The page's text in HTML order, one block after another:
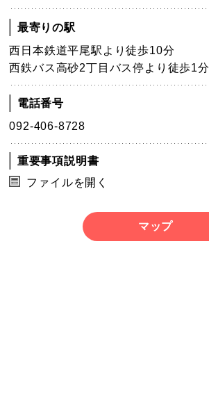
最寄りの駅
西日本鉄道平尾駅より徒歩10分
西鉄バス高砂2丁目バス停より徒歩1分
電話番号
092-406-8728
重要事項説明書
ファイルを開く
マップ